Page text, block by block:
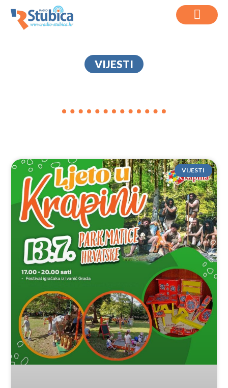
VIJESTI
VIJESTI